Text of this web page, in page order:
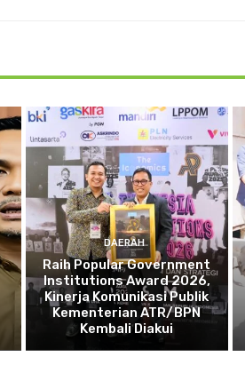
DAERAH
Raih Popular Government
Institutions Award 2026,
Kinerja Komunikasi Publik
Kementerian ATR/BPN
Kembali Diakui